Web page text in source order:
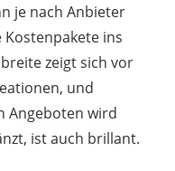
je nach Anbieter
ins
zeigt sich vor
und
Angeboten wird
ist auch brillant.